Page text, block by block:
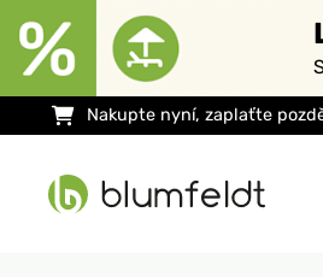
Nakupte nyní, zaplaťte